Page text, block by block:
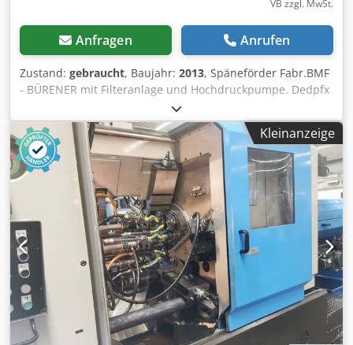
VB zzgl. MwSt.
Anfragen Anrufen
Zustand: gebraucht, Baujahr: 2013, Späneförder Fabr.BMF
- BÜRENER mit Filteranlage und Hochdruckpumpe. Dedpfx
Aoiicnkshgskr Masse Späneförderer Halsbreite : 600 mm
Halshöhe 200 mm Förderlänge 3000 mm.
Kleinanzeige